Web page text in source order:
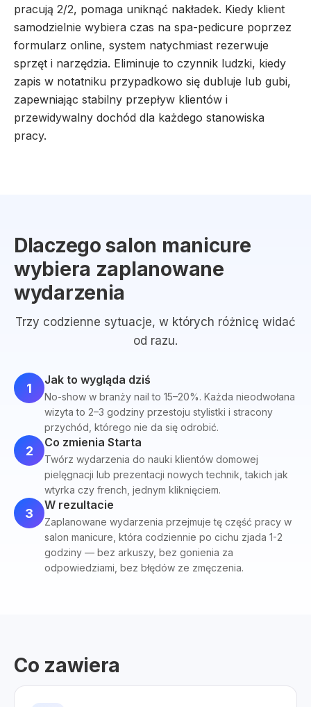
pracują 2/2, pomaga uniknąć nakładek. Kiedy klient
samodzielnie wybiera czas na spa-pedicure poprzez
formularz online, system natychmiast rezerwuje
sprzęt i narzędzia. Eliminuje to czynnik ludzki, kiedy
zapis w notatniku przypadkowo się dubluje lub gubi,
zapewniając stabilny przepływ klientów i
przewidywalny dochód dla każdego stanowiska
pracy.
Dlaczego salon manicure
wybiera zaplanowane
wydarzenia
Trzy codzienne sytuacje, w których różnicę widać
od razu.
1
Jak to wygląda dziś
No-show w branży nail to 15–20%. Każda nieodwołana
wizyta to 2–3 godziny przestoju stylistki i stracony
przychód, którego nie da się odrobić.
2
Co zmienia Starta
Twórz wydarzenia do nauki klientów domowej
pielęgnacji lub prezentacji nowych technik, takich jak
wtyrka czy french, jednym kliknięciem.
3
W rezultacie
Zaplanowane wydarzenia przejmuje tę część pracy w
salon manicure, która codziennie po cichu zjada 1-2
godziny — bez arkuszy, bez gonienia za
odpowiedziami, bez błędów ze zmęczenia.
Co zawiera